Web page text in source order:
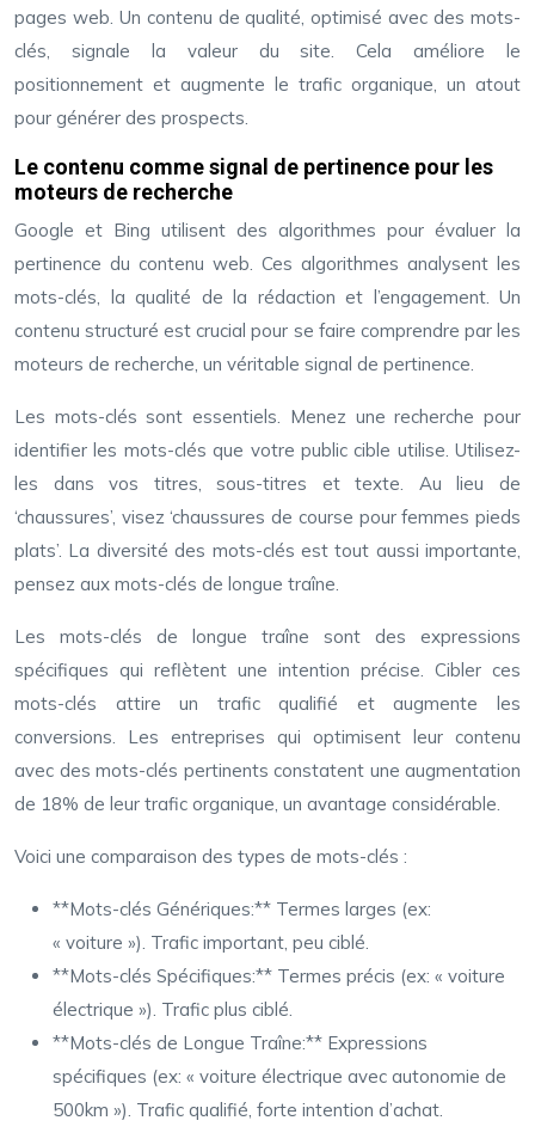
pages web. Un contenu de qualité, optimisé avec des mots-
clés, signale la valeur du site. Cela améliore le
positionnement et augmente le trafic organique, un atout
pour générer des prospects.
Le contenu comme signal de pertinence pour les
moteurs de recherche
Google et Bing utilisent des algorithmes pour évaluer la
pertinence du contenu web. Ces algorithmes analysent les
mots-clés, la qualité de la rédaction et l’engagement. Un
contenu structuré est crucial pour se faire comprendre par les
moteurs de recherche, un véritable signal de pertinence.
Les mots-clés sont essentiels. Menez une recherche pour
identifier les mots-clés que votre public cible utilise. Utilisez-
les dans vos titres, sous-titres et texte. Au lieu de
‘chaussures’, visez ‘chaussures de course pour femmes pieds
plats’. La diversité des mots-clés est tout aussi importante,
pensez aux mots-clés de longue traîne.
Les mots-clés de longue traîne sont des expressions
spécifiques qui reflètent une intention précise. Cibler ces
mots-clés attire un trafic qualifié et augmente les
conversions. Les entreprises qui optimisent leur contenu
avec des mots-clés pertinents constatent une augmentation
de 18% de leur trafic organique, un avantage considérable.
Voici une comparaison des types de mots-clés :
**Mots-clés Génériques:** Termes larges (ex:
« voiture »). Trafic important, peu ciblé.
**Mots-clés Spécifiques:** Termes précis (ex: « voiture
électrique »). Trafic plus ciblé.
**Mots-clés de Longue Traîne:** Expressions
spécifiques (ex: « voiture électrique avec autonomie de
500km »). Trafic qualifié, forte intention d’achat.